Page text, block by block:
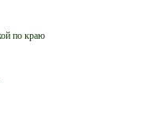
по краю